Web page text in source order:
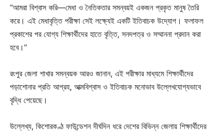
“আমরা বিশ্বাস করি—মেধা ও নৈতিকতার সমন্বয়ই একজন প্রকৃত মানুষ তৈরি
করে। এই মেধাবৃত্তি পরীক্ষা সেই লক্ষ্যেই একটি ইতিবাচক উদ্যোগ। ফলাফল
প্রকাশের পর যোগ্য শিক্ষার্থীদের হাতে বৃত্তি, সনদপত্র ও সম্মাননা প্রদান করা
হবে।”
রংপুর জেলা শাখার সমন্বয়ক আরও জানান, এই পরীক্ষার মাধ্যমে শিক্ষার্থীদের
পড়াশোনার প্রতি আগ্রহ, আত্মবিশ্বাস ও ইতিবাচক মনোভাব উল্লেখযোগ্যভাবে
বৃদ্ধি পেয়েছে।
উল্লেখ্য, কিশোরকণ্ঠ ফাউন্ডেশন দীর্ঘদিন ধরে দেশের বিভিন্ন জেলায় শিক্ষার্থীদের